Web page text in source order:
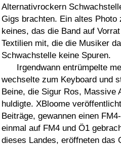
Alternativrockern
Gigs brachten. Ein altes
keines, das die Band auf
Textilien mit, die die Musiker
Schwachstelle keine Spuren.
Irgendwann entrümpelte
wechselte zum Keyboard und
Beine, die Sigur Ros, Massive
huldigte. XBloome
Beiträge, gewannen einen
einmal auf FM4 und Ö1
dieses Landes, eröffneten das